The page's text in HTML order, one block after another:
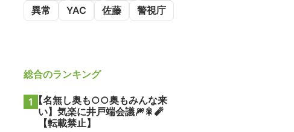
異常
YAC 佐藤 警視庁
総合のランキング
1 【名無し奥も○○奥もみんな来
い】気楽に井戸端会議🎆🎇🧨
【転載禁止】